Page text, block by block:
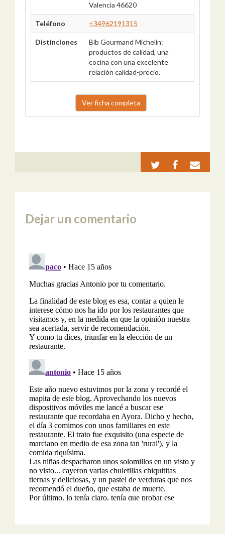
Valencia 46620
Teléfono +34962191315
Distinciones
Bib Gourmand Michelin:
productos de calidad, una
cocina con una excelente
relación calidad-precio.
Ver ficha completa
Dejar un comentario